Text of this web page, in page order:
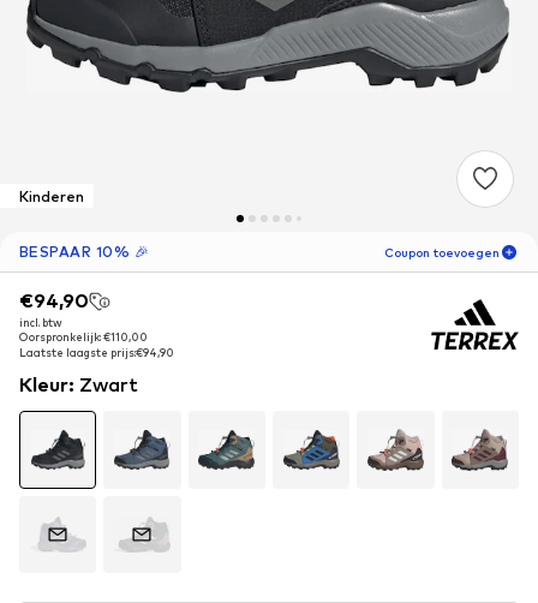
Kinderen
BESPAAR 10% 🎉 Coupon toevoegen
-10%
Kinderen
€94,90
incl. btw
Oorspronkelijk: €110,00
Laatste laagste prijs:€94,90
€94,90
incl. btw
Oorspronkelijk: €110,00
Laatste laagste prijs:€94,90
Kleur: Zwart